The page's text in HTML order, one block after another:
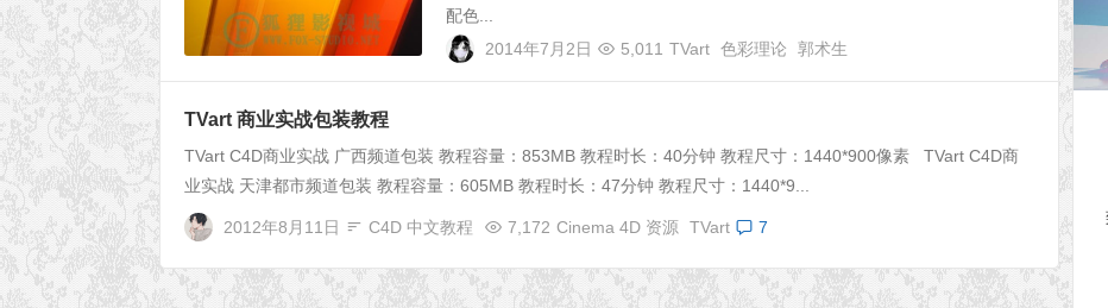
配色...
2014年7月2日
5,011 TVart 色彩理论 郭术生
TVart 商业实战包装教程
TVart C4D商业实战 广西频道包装 教程容量：853MB 教程时长：40分钟 教程尺寸：1440*900像素 TVart C4D商
业实战 天津都市频道包装 教程容量：605MB 教程时长：47分钟 教程尺寸：1440*9...
2012年8月11日 C4D 中文教程 7,172 Cinema 4D 资源 TVart 7